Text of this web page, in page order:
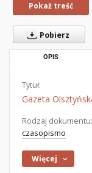
Pokaż treść
Pobierz
OPIS
Tytuł:
Gazeta
Rodzaj dokumentu:
czasopismo
Więcej